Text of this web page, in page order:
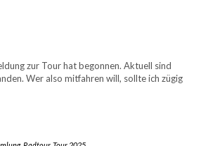
zur Tour hat begonnen. Aktuell sind
Wer also mitfahren will, sollte ich zügig